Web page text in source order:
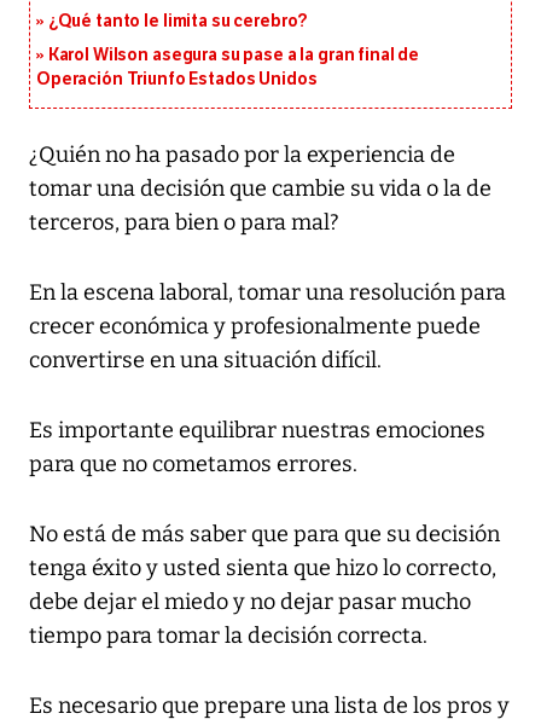
¿Qué tanto le limita su cerebro?
Karol Wilson asegura su pase a la gran final de
Operación Triunfo Estados Unidos
¿Quién no ha pasado por la experiencia de
tomar una decisión que cambie su vida o la de
terceros, para bien o para mal?
En la escena laboral, tomar una resolución para
crecer económica y profesionalmente puede
convertirse en una situación difícil.
Es importante equilibrar nuestras emociones
para que no cometamos errores.
No está de más saber que para que su decisión
tenga éxito y usted sienta que hizo lo correcto,
debe dejar el miedo y no dejar pasar mucho
tiempo para tomar la decisión correcta.
Es necesario que prepare una lista de los pros y